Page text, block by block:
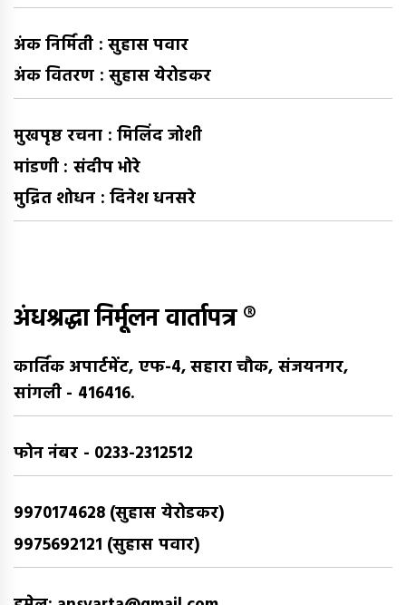
अंक निर्मिती : सुहास पवार
अंक वितरण : सुहास येरोडकर
मुखपृष्ठ रचना : मिलिंद जोशी
मांडणी : संदीप भोरे
मुद्रित शोधन : दिनेश धनसरे
अंधश्रद्धा निर्मूलन वार्तापत्र ®
कार्तिक अपार्टमेंट, एफ-4, सहारा चौक, संजयनगर,
सांगली - 416416.
फोन नंबर - 0233-2312512
9970174628 (सुहास येरोडकर)
9975692121 (सुहास पवार)